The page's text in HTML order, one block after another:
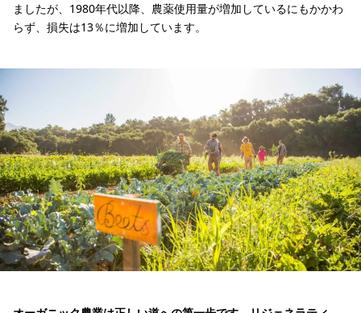
ましたが、1980年代以降、農薬使用量が増加しているにもかかわ
らず、損失は13％に増加しています。